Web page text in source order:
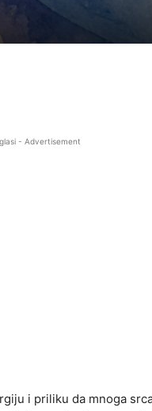
- Advertisement
i priliku da mnoga